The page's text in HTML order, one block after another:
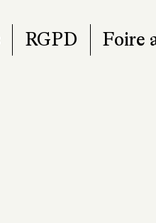
RGPD Foire